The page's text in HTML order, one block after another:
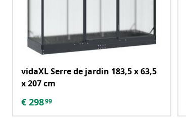
vidaXL Serre de jardin 183,5 x 63,5
x 207 cm
€ 29899